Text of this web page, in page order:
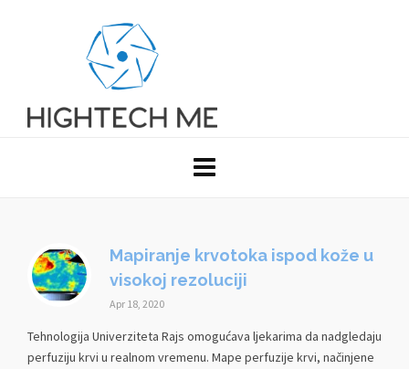
Mapiranje krvotoka ispod kože u
visokoj rezoluciji
Apr 18, 2020
Tehnologija Univerziteta Rajs omogućava ljekarima da nadgledaju
perfuziju krvi u realnom vremenu. Mape perfuzije krvi, načinjene